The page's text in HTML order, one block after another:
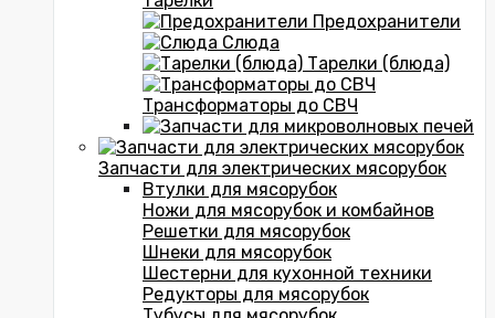
Предохранители
Слюда
Тарелки (блюда)
Трансформаторы до СВЧ
Запчасти для электрических мясорубок
Втулки для мясорубок
Ножи для мясорубок и комбайнов
Решетки для мясорубок
Шнеки для мясорубок
Шестерни для кухонной техники
Редукторы для мясорубок